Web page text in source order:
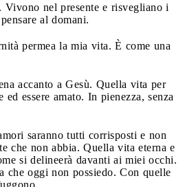
Vivono nel presente e risvegliano i
al domani.
permea la mia vita. È come una
accanto a Gesù. Quella vita per
essere amato. In pienezza, senza
saranno tutti corrisposti e non
che non abbia. Quella vita eterna e
si delineerà davanti ai miei occhi.
che oggi non possiedo. Con quelle